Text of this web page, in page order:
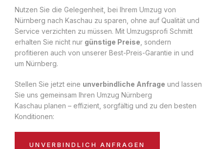
Nutzen Sie die Gelegenheit, bei Ihrem Umzug von
Nürnberg nach Kaschau zu sparen, ohne auf Qualität und
Service verzichten zu müssen. Mit Umzugsprofi Schmitt
erhalten Sie nicht nur günstige Preise , sondern
profitieren auch von unserer Best-Preis-Garantie in und
um Nürnberg.
Stellen Sie jetzt eine unverbindliche Anfrage und lassen
Sie uns gemeinsam Ihren Umzug Nürnberg
Kaschau planen – effizient, sorgfältig und zu den besten
Konditionen:
UNVERBINDLICH ANFRAGEN